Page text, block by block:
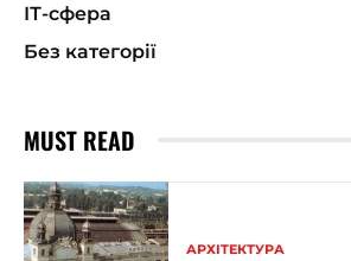
ІТ-сфера
Без категорії
MUST READ
АРХІТЕКТУРА